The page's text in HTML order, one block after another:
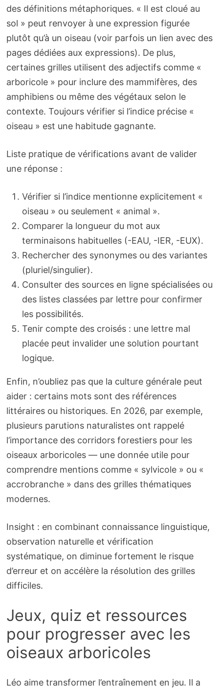
des définitions métaphoriques. « Il est cloué au
sol » peut renvoyer à une expression figurée
plutôt qu’à un oiseau (voir parfois un lien avec des
pages dédiées aux expressions). De plus,
certaines grilles utilisent des adjectifs comme «
arboricole » pour inclure des mammifères, des
amphibiens ou même des végétaux selon le
contexte. Toujours vérifier si l’indice précise «
oiseau » est une habitude gagnante.
Liste pratique de vérifications avant de valider
une réponse :
Vérifier si l’indice mentionne explicitement «
oiseau » ou seulement « animal ».
Comparer la longueur du mot aux
terminaisons habituelles (-EAU, -IER, -EUX).
Rechercher des synonymes ou des variantes
(pluriel/singulier).
Consulter des sources en ligne spécialisées ou
des listes classées par lettre pour confirmer
les possibilités.
Tenir compte des croisés : une lettre mal
placée peut invalider une solution pourtant
logique.
Enfin, n’oubliez pas que la culture générale peut
aider : certains mots sont des références
littéraires ou historiques. En 2026, par exemple,
plusieurs parutions naturalistes ont rappelé
l’importance des corridors forestiers pour les
oiseaux arboricoles — une donnée utile pour
comprendre mentions comme « sylvicole » ou «
accrobranche » dans des grilles thématiques
modernes.
Insight : en combinant connaissance linguistique,
observation naturelle et vérification
systématique, on diminue fortement le risque
d’erreur et on accélère la résolution des grilles
difficiles.
Jeux, quiz et ressources
pour progresser avec les
oiseaux arboricoles
Léo aime transformer l’entraînement en jeu. Il a